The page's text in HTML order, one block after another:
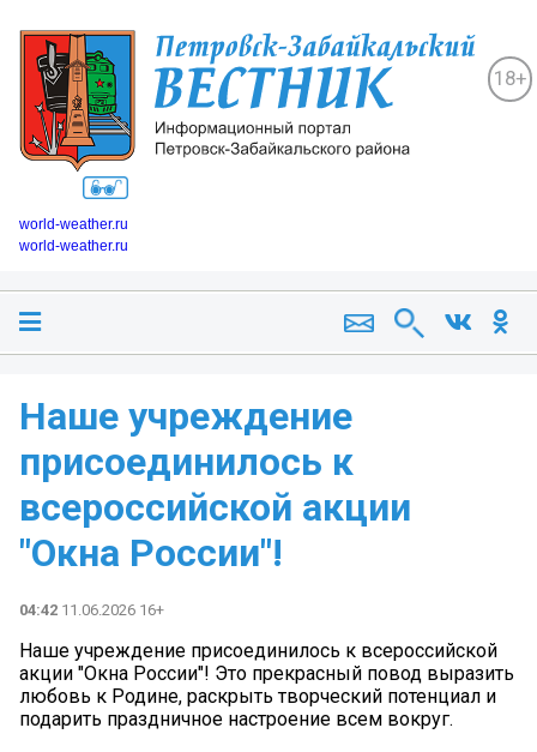
18+
world-weather.ru
world-weather.ru
Наше учреждение
присоединилось к
всероссийской акции
"Окна России"!
04:42 11.06.2026 16+
Наше учреждение присоединилось к всероссийской
акции "Окна России"! Это прекрасный повод выразить
любовь к Родине, раскрыть творческий потенциал и
подарить праздничное настроение всем вокруг.